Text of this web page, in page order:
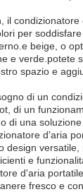
il
per
beige, o
e verde.potete
spazio e
di un
di un
di una
d'aria
design versatile,
e
d'aria
fresco e